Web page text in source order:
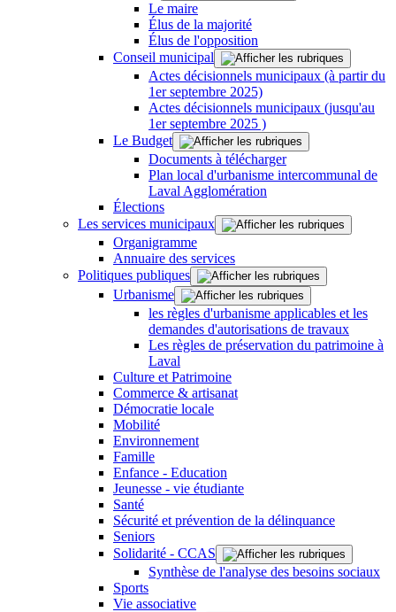
Le maire
Élus de la majorité
Élus de l'opposition
Conseil municipal
Actes décisionnels municipaux (à partir du
1er septembre 2025)
Actes décisionnels municipaux (jusqu'au
1er septembre 2025 )
Le Budget
Documents à télécharger
Plan local d'urbanisme intercommunal de
Laval Agglomération
Élections
Les services municipaux
Organigramme
Annuaire des services
Politiques publiques
Urbanisme
les règles d'urbanisme applicables et les
demandes d'autorisations de travaux
Les règles de préservation du patrimoine à
Laval
Culture et Patrimoine
Commerce & artisanat
Démocratie locale
Mobilité
Environnement
Famille
Enfance - Education
Jeunesse - vie étudiante
Santé
Sécurité et prévention de la délinquance
Seniors
Solidarité - CCAS
Synthèse de l'analyse des besoins sociaux
Sports
Vie associative